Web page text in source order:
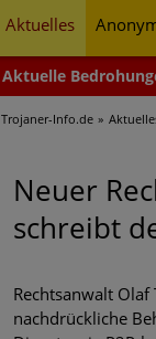
Aktuelles
Trojaner-Info.de
Neuer
schreibt
Rechtsanwalt
nachdrückliche